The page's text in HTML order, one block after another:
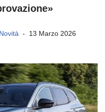
13 Marzo 2026